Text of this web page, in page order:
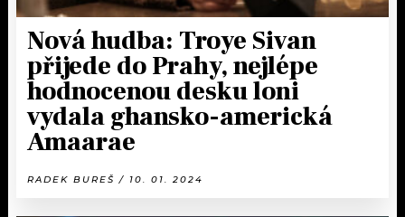
Nová hudba: Troye Sivan
přijede do Prahy, nejlépe
hodnocenou desku loni
vydala ghansko-americká
Amaarae
RADEK BUREŠ / 10. 01. 2024